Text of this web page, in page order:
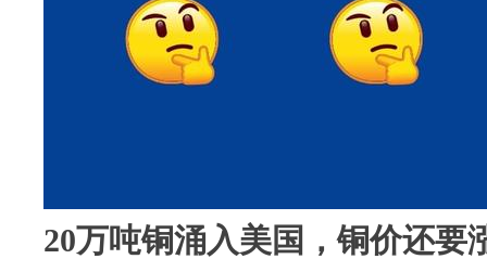
20万吨铜涌入美国，铜价还要